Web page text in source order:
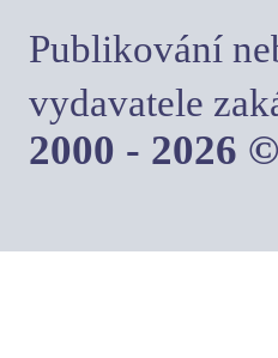
Publikování
vydavatele
2000 - 2026